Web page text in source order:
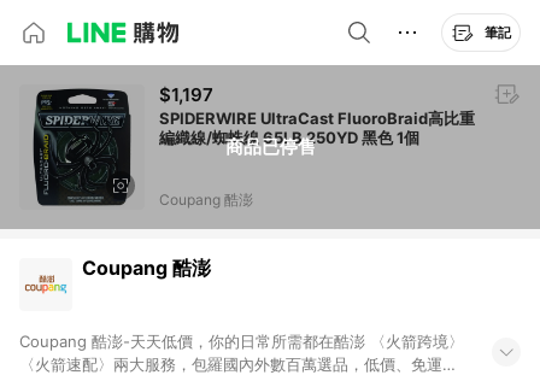
筆記
商品已停售
$1,197
SPIDERWIRE UltraCast FluoroBraid高比重
編織線/蜘蛛線 65LB 250YD 黑色 1個
Coupang 酷澎
Coupang 酷澎
Coupang 酷澎-天天低價，你的日常所需都在酷澎 〈火箭跨境〉
〈火箭速配〉兩大服務，包羅國內外數百萬選品，低價、免運，